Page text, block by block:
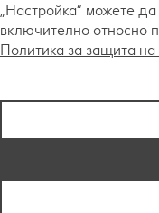
„Настройка“ можете
включително относно
Политика за защита